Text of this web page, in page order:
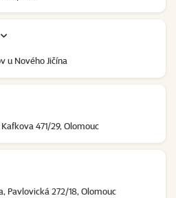
u Nového Jičína
471/29, Olomouc
Pavlovická 272/18, Olomouc